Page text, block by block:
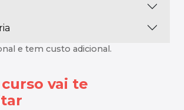
e tem custo adicional.
vai te